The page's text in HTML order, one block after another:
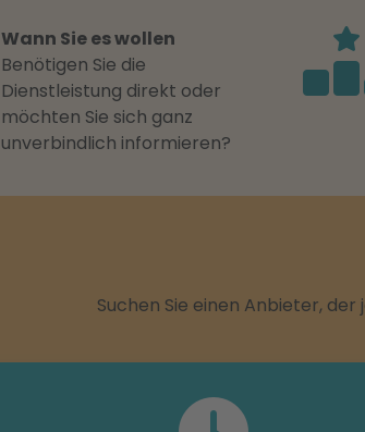
Wann Sie es wollen
Benötigen Sie die
Dienstleistung direkt oder
möchten Sie sich ganz
unverbindlich informieren?
Suchen Sie einen Anbieter,